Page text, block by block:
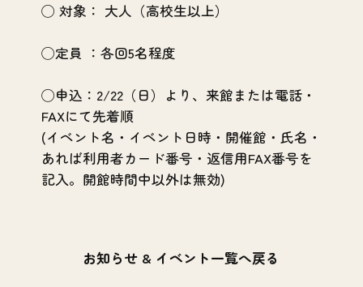
◯ 対象： 大人（高校生以上）
◯定員 ：各回5名程度
◯申込：2/22（日）より、来館または電話・
FAXにて先着順
(イベント名・イベント日時・開催館・氏名・
あれば利用者カード番号・返信用FAX番号を
記入。開館時間中以外は無効)
お知らせ & イベント一覧へ戻る